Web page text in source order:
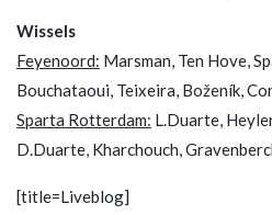
Wissels
Feyenoord: Marsman, Ten Hove,
Bouchataoui, Teixeira, Boženík,
Sparta Rotterdam: L.Duarte,
D.Duarte, Kharchouch,
[title=Liveblog]